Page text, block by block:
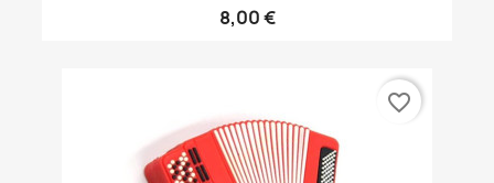
8,00 €
favorite_border